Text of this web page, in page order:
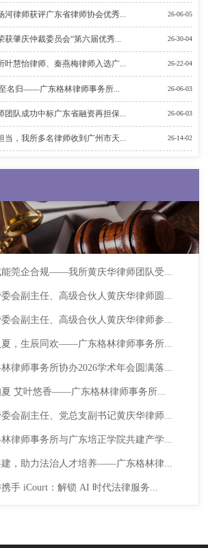
河律师获评广东省律师协会优秀... 26-06-05
获肇庆仲裁委员会“第六届优秀... 26-30-04
叶慧怡律师、秦燕梅律师入选广... 26-22-04
名归——广东格林律师事务所... 26-06-03
队成功中标广东省融资再担保... 26-06-03
，我所多名律师收到广州市天... 26-14-02
莞企合规——我所黄庆华律师团队受...
会副主任、高级合伙人黄庆华律师圆...
会副主任、高级合伙人黄庆华律师参...
，生辰同欢——广东格林律师事务所...
律师事务所协办2026学术年会圆满落...
艾叶悠香——广东格林律师事务所...
会副主任、党总支副书记黄庆华律师...
律师事务所与广东培正学院共建产学...
，助力法治人才培养——广东格林律...
手 iCourt：解锁 AI 时代法律服务...